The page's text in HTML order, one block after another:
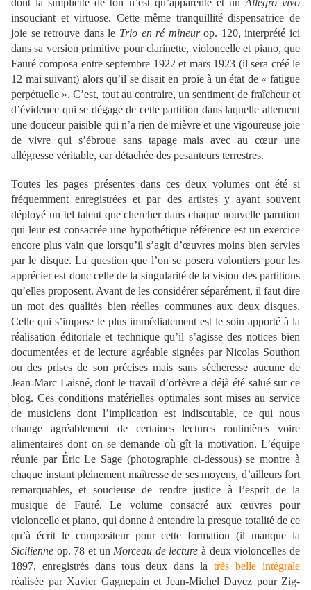
dont la simplicité de ton n’est qu’apparente et un Allegro vivo
insouciant et virtuose. Cette même tranquillité dispensatrice de
joie se retrouve dans le Trio en ré mineurop. 120, interprété ici
dans sa version primitive pour clarinette, violoncelle et piano, que
Fauré composa entre septembre 1922 et mars 1923 (il sera créé le
12 mai suivant) alors qu’il se disait en proie à un état de « fatigue
perpétuelle ». C’est, tout au contraire, un sentiment de fraîcheur et
d’évidence qui se dégage de cette partition dans laquelle alternent
une douceur paisible qui n’a rien de mièvre et une vigoureuse joie
de vivre qui s’ébroue sans tapage mais avec au cœur une
allégresse véritable, car détachée des pesanteurs terrestres.
Toutes les pages présentes dans ces deux volumes ont été si
fréquemment enregistrées et par des artistes y ayant souvent
déployé un tel talent que chercher dans chaque nouvelle parution
qui leur est consacrée une hypothétique référence est un exercice
encore plus vain que lorsqu’il s’agit d’œuvres moins bien servies
par le disque. La question que l’on se posera volontiers pour les
apprécier est donc celle de la singularité de la vision des partitions
qu’elles proposent. Avant de les considérer séparément, il faut dire
un mot des qualités bien réelles communes aux deux disques.
Celle qui s’impose le plus immédiatement est le soin apporté à la
réalisation éditoriale et technique qu’il s’agisse des notices bien
documentées et de lecture agréable signées par Nicolas Southon
ou des prises de son précises mais sans sécheresse aucune de
Jean-Marc Laisné, dont le travail d’orfèvre a déjà été salué sur ce
blog. Ces conditions matérielles optimales sont mises au service
de musiciens dont l’implication est indiscutable, ce qui nous
change agréablement de certaines lectures routinières voire
alimentaires dont on se demande où gît la motivation. L’équipe
réunie par Éric Le Sage (photographie ci-dessous) se montre à
chaque instant pleinement maîtresse de ses moyens, d’ailleurs fort
remarquables, et soucieuse de rendre justice à l’esprit de la
musique de Fauré. Le volume consacré aux œuvres pour
violoncelle et piano, qui donne à entendre la presque totalité de ce
qu’à écrit le compositeur pour cette formation (il manque la
Sicilienne op. 78 et un Morceau de lecture à deux violoncelles de
1897, enregistrés dans tous deux dans la très belle intégrale
réalisée par Xavier Gagnepain et Jean-Michel Dayez pour Zig-